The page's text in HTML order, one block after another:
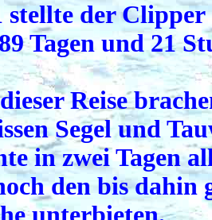
stellte der
Tagen und 21
Reise
Segel und
in zwei Tagen
den bis dahin